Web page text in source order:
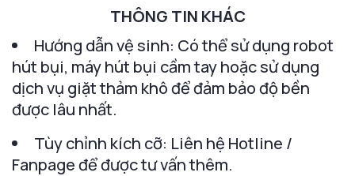
THÔNG TIN KHÁC
Hướng dẫn vệ sinh: Có thể sử dụng robot
hút bụi, máy hút bụi cầm tay hoặc sử dụng
dịch vụ giặt thảm khô để đảm bảo độ bền
được lâu nhất.
Tùy chỉnh kích cỡ: Liên hệ Hotline /
Fanpage để được tư vấn thêm.